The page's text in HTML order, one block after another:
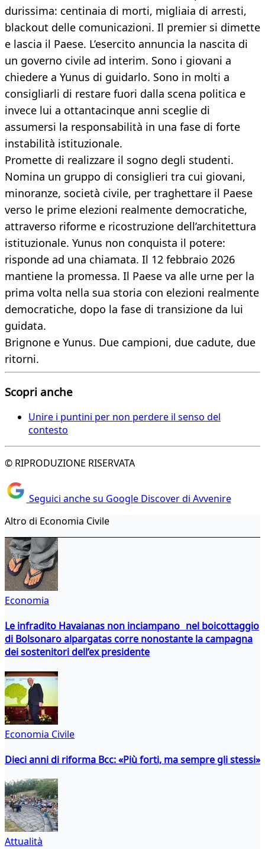
durissima: centinaia di morti, migliaia di arresti,
blackout delle comunicazioni. Il premier si dimette
e lascia il Paese. L’esercito annuncia la nascita di
un governo civile ad interim. Sono i giovani a
chiedere a Yunus di guidarlo. Sono in molti a
consigliarli di restare fuori dalla scena politica e
invece lui a ottantacinque anni sceglie di
assumersi la responsabilità in una fase di forte
instabilità istituzionale.
Promette di realizzare il sogno degli studenti.
Nomina un gruppo di consiglieri tra cui giovani,
minoranze, società civile, per traghettare il Paese
verso le prime elezioni realmente democratiche,
attraverso riforme e ricostruzione dell’architettura
istituzionale. Yunus non conquista il potere:
risponde ad una chiamata. Il 12 febbraio 2026
mantiene la promessa. Il Paese va alle urne per la
prima volta nella sua storia con elezioni realmente
democratiche, dopo la fase di transizione da lui
guidata.
Brignone e Yunus. Due campioni, due cadute, due
ritorni.
Scopri anche
Unire i puntini per non perdere il senso del
contesto
© RIPRODUZIONE RISERVATA
Seguici anche su Google Discover di Avvenire
Altro di Economia Civile
Economia
Le infradito Havaianas non inciampano nel boicottaggio
di Bolsonaro alpargatas corre nonostante la campagna
dei sostenitori dell’ex presidente
Economia Civile
Dieci anni di riforma Bcc: «Più forti, ma sempre gli stessi»
Attualità